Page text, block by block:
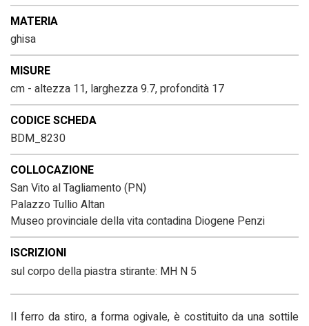
MATERIA
ghisa
MISURE
cm - altezza 11, larghezza 9.7, profondità 17
CODICE SCHEDA
BDM_8230
COLLOCAZIONE
San Vito al Tagliamento (PN)
Palazzo Tullio Altan
Museo provinciale della vita contadina Diogene Penzi
ISCRIZIONI
sul corpo della piastra stirante: MH N 5
Il ferro da stiro, a forma ogivale, è costituito da una sottile